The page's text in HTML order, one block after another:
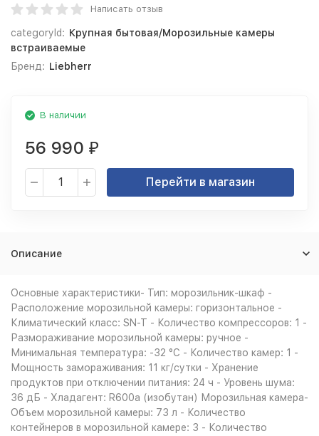
Написать отзыв
categoryId: Крупная бытовая/Морозильные камеры
встраиваемые
Бренд: Liebherr
В наличии
56 990 ₽
Перейти в магазин
Описание
Основные характеристики- Тип: морозильник-шкаф -
Расположение морозильной камеры: горизонтальное -
Климатический класс: SN-T - Количество компрессоров: 1 -
Размораживание морозильной камеры: ручное -
Минимальная температура: -32 °C - Количество камер: 1 -
Мощность замораживания: 11 кг/сутки - Хранение
продуктов при отключении питания: 24 ч - Уровень шума:
36 дБ - Хладагент: R600a (изобутан) Морозильная камера-
Объем морозильной камеры: 73 л - Количество
контейнеров в морозильной камере: 3 - Количество